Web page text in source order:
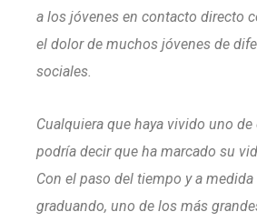
a los jóvenes en contacto directo
el dolor de muchos jóvenes de
sociales.
Cualquiera que haya vivido uno
podría decir que ha marcado su
Con el paso del tiempo y a medida
graduando, uno de los más